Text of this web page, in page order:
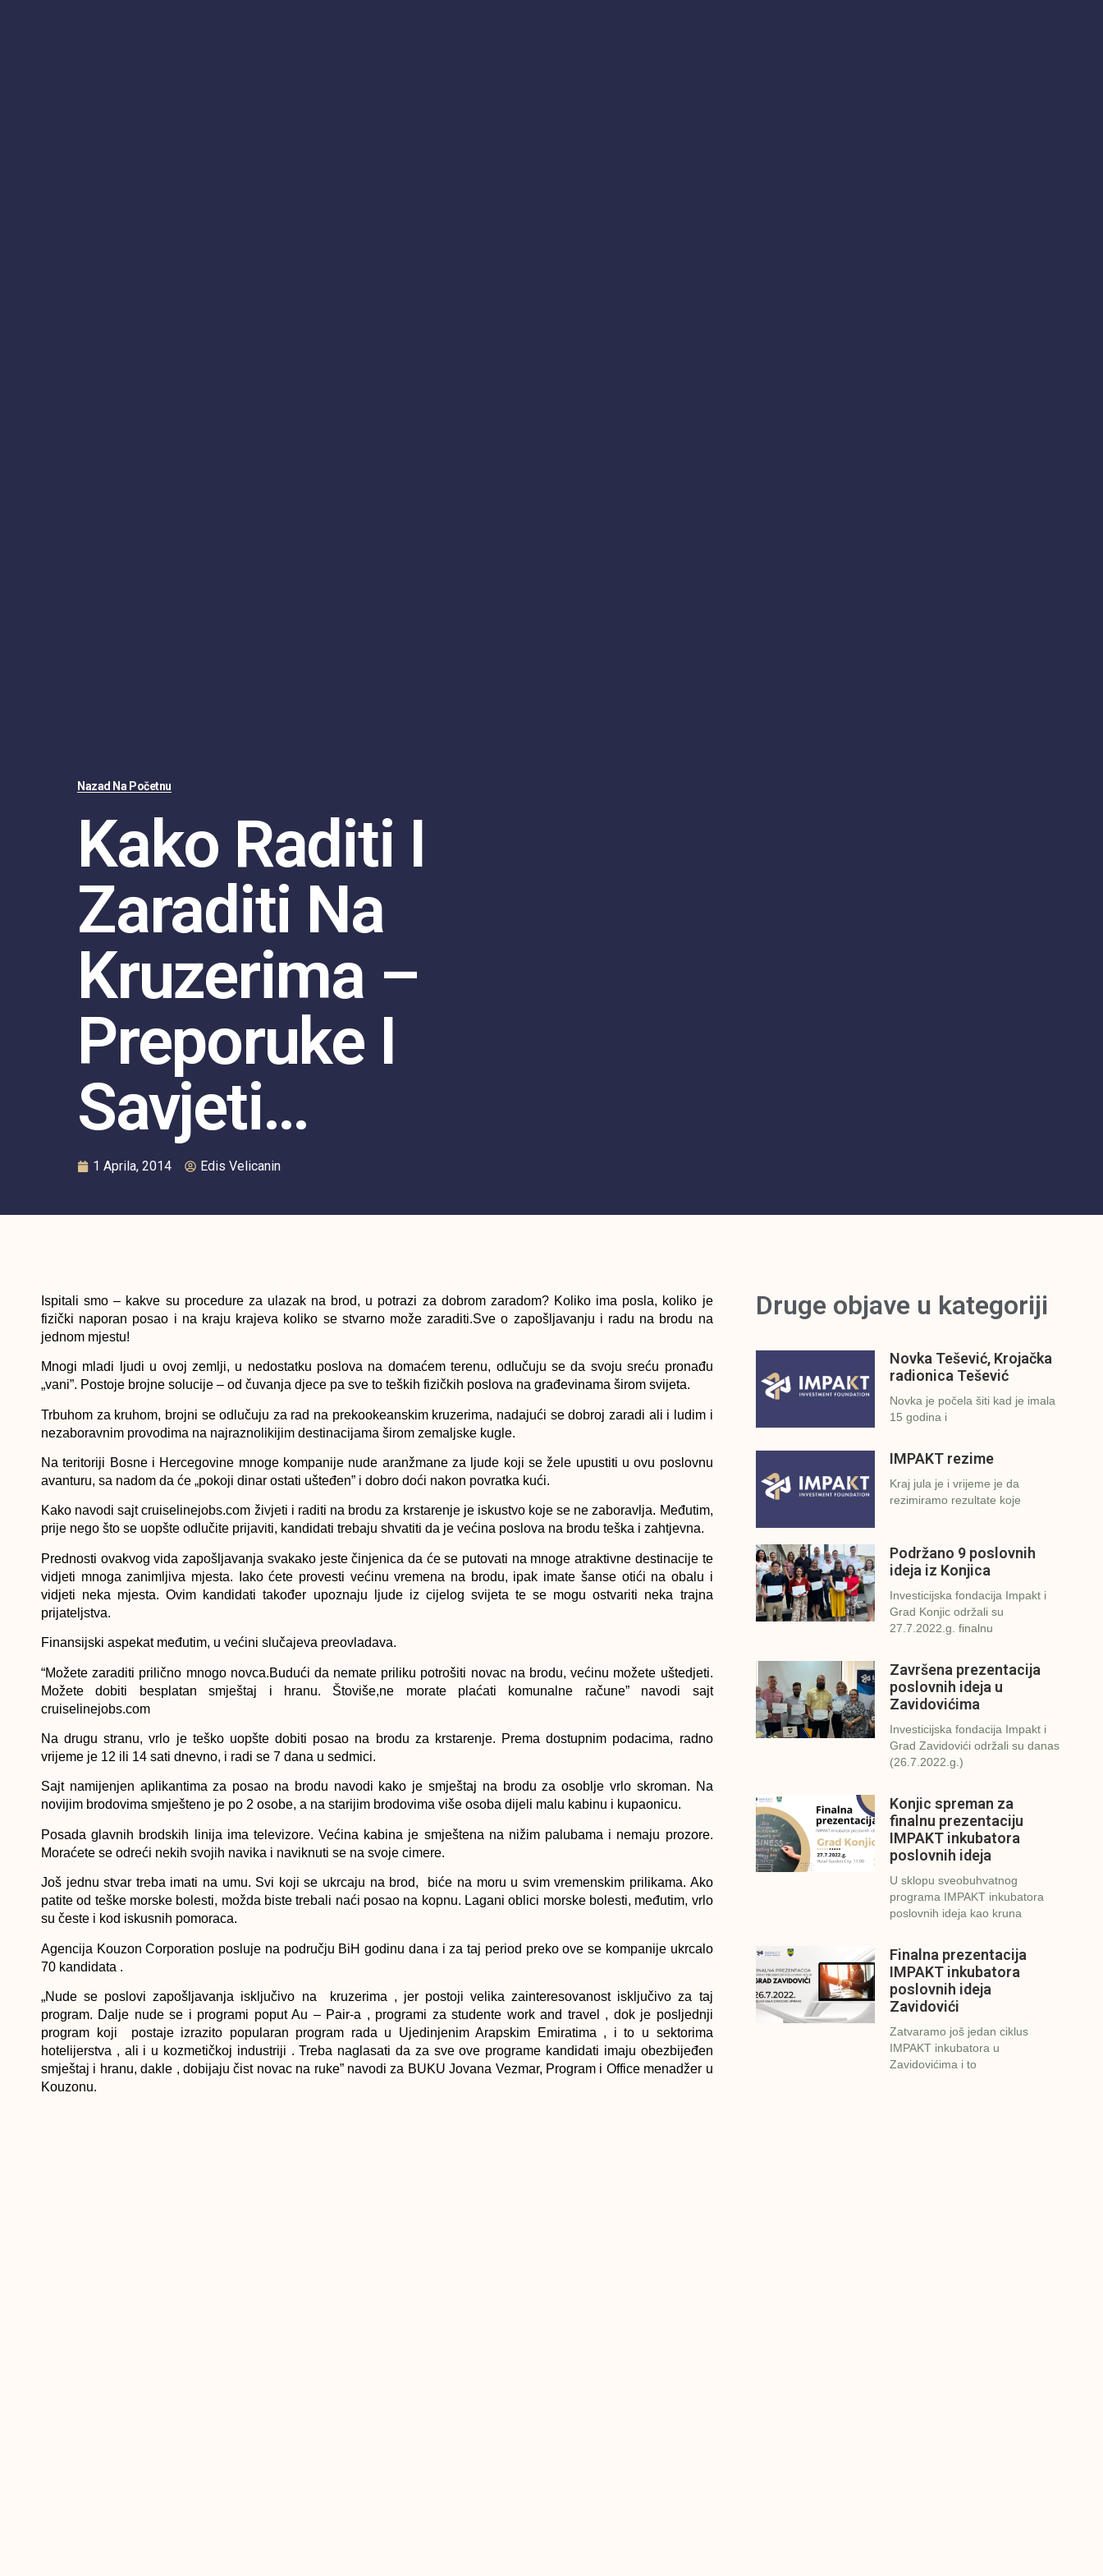
Nazad Na Početnu
Kako Raditi I
Zaraditi Na
Kruzerima –
Preporuke I
Savjeti…
1 Aprila, 2014 Edis Velicanin
Ispitali smo – kakve su procedure za ulazak na brod, u potrazi za dobrom zaradom? Koliko ima posla, koliko je
fizički naporan posao i na kraju krajeva koliko se stvarno može zaraditi.Sve o zapošljavanju i radu na brodu na
jednom mjestu!
Mnogi mladi ljudi u ovoj zemlji, u nedostatku poslova na domaćem terenu, odlučuju se da svoju sreću pronađu
„vani”. Postoje brojne solucije – od čuvanja djece pa sve to teških fizičkih poslova na građevinama širom svijeta.
Trbuhom za kruhom, brojni se odlučuju za rad na prekookeanskim kruzerima, nadajući se dobroj zaradi ali i ludim i
nezaboravnim provodima na najraznolikijim destinacijama širom zemaljske kugle.
Na teritoriji Bosne i Hercegovine mnoge kompanije nude aranžmane za ljude koji se žele upustiti u ovu poslovnu
avanturu, sa nadom da će „pokoji dinar ostati ušteđen” i dobro doći nakon povratka kući.
Kako navodi sajt cruiselinejobs.com živjeti i raditi na brodu za krstarenje je iskustvo koje se ne zaboravlja. Međutim,
prije nego što se uopšte odlučite prijaviti, kandidati trebaju shvatiti da je većina poslova na brodu teška i zahtjevna.
Prednosti ovakvog vida zapošljavanja svakako jeste činjenica da će se putovati na mnoge atraktivne destinacije te
vidjeti mnoga zanimljiva mjesta. Iako ćete provesti većinu vremena na brodu, ipak imate šanse otići na obalu i
vidjeti neka mjesta. Ovim kandidati također upoznaju ljude iz cijelog svijeta te se mogu ostvariti neka trajna
prijateljstva.
Finansijski aspekat međutim, u većini slučajeva preovladava.
“Možete zaraditi prilično mnogo novca.Budući da nemate priliku potrošiti novac na brodu, većinu možete uštedjeti.
Možete dobiti besplatan smještaj i hranu. Štoviše,ne morate plaćati komunalne račune” navodi sajt
cruiselinejobs.com
Na drugu stranu, vrlo je teško uopšte dobiti posao na brodu za krstarenje. Prema dostupnim podacima, radno
vrijeme je 12 ili 14 sati dnevno, i radi se 7 dana u sedmici.
Sajt namijenjen aplikantima za posao na brodu navodi kako je smještaj na brodu za osoblje vrlo skroman. Na
novijim brodovima smješteno je po 2 osobe, a na starijim brodovima više osoba dijeli malu kabinu i kupaonicu.
Posada glavnih brodskih linija ima televizore. Većina kabina je smještena na nižim palubama i nemaju prozore.
Moraćete se odreći nekih svojih navika i naviknuti se na svoje cimere.
Još jednu stvar treba imati na umu. Svi koji se ukrcaju na brod, biće na moru u svim vremenskim prilikama. Ako
patite od teške morske bolesti, možda biste trebali naći posao na kopnu. Lagani oblici morske bolesti, međutim, vrlo
su česte i kod iskusnih pomoraca.
Agencija Kouzon Corporation posluje na području BiH godinu dana i za taj period preko ove se kompanije ukrcalo
70 kandidata .
„Nude se poslovi zapošljavanja isključivo na kruzerima , jer postoji velika zainteresovanost isključivo za taj
program. Dalje nude se i programi poput Au – Pair-a , programi za studente work and travel , dok je posljednji
program koji postaje izrazito popularan program rada u Ujedinjenim Arapskim Emiratima , i to u sektorima
hotelijerstva , ali i u kozmetičkoj industriji . Treba naglasati da za sve ove programe kandidati imaju obezbijeđen
smještaj i hranu, dakle , dobijaju čist novac na ruke” navodi za BUKU Jovana Vezmar, Program i Office menadžer u
Kouzonu.
Druge objave u kategoriji
Novka Tešević, Krojačka
radionica Tešević
Novka je počela šiti kad je imala
15 godina i
IMPAKT rezime
Kraj jula je i vrijeme je da
rezimiramo rezultate koje
Podržano 9 poslovnih
ideja iz Konjica
Investicijska fondacija Impakt i
Grad Konjic održali su
27.7.2022.g. finalnu
Završena prezentacija
poslovnih ideja u
Zavidovićima
Investicijska fondacija Impakt i
Grad Zavidovići održali su danas
(26.7.2022.g.)
Konjic spreman za
finalnu prezentaciju
IMPAKT inkubatora
poslovnih ideja
U sklopu sveobuhvatnog
programa IMPAKT inkubatora
poslovnih ideja kao kruna
Finalna prezentacija
IMPAKT inkubatora
poslovnih ideja
Zavidovići
Zatvaramo još jedan ciklus
IMPAKT inkubatora u
Zavidovićima i to